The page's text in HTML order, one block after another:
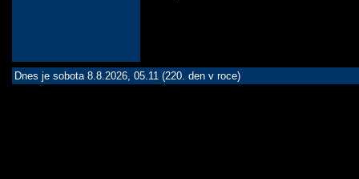
Dnes je sobota 8.8.2026, 05.11 (220. den v roce)